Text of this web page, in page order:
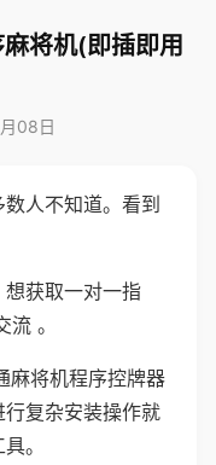
将机(即插即用
08日
人不知道。看到
获取一对一指
。
麻将机程序控牌器
复杂安装操作就
。